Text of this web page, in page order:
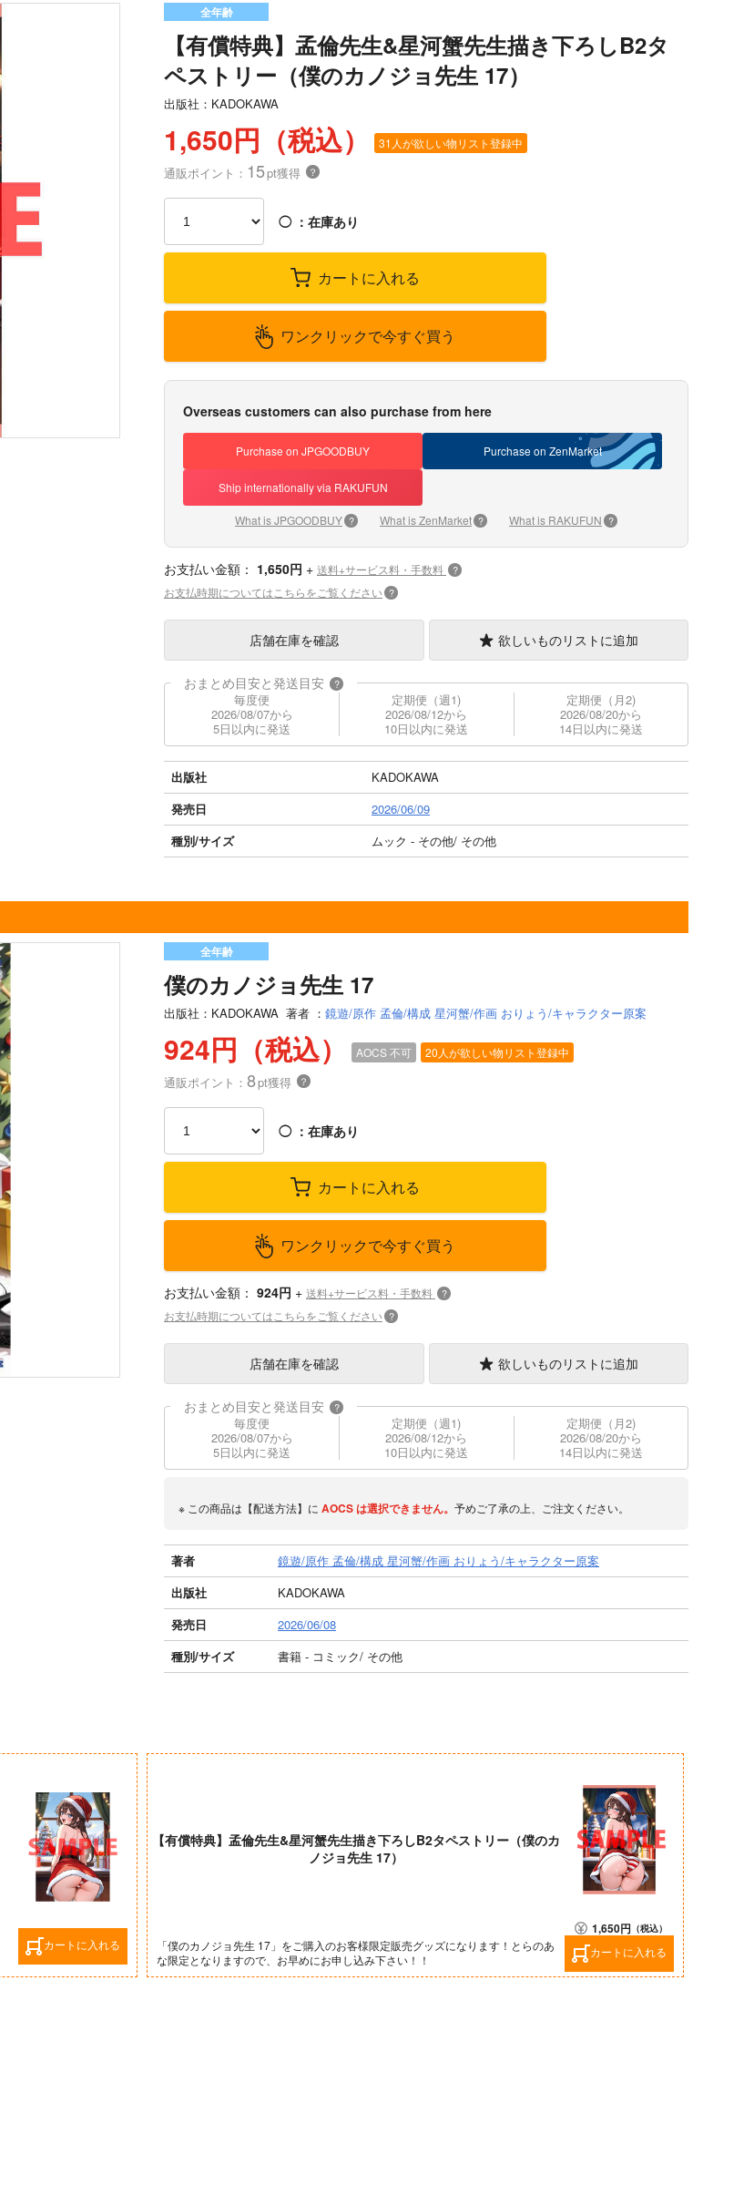
全年齢
【有償特典】孟倫先生&星河蟹先生描き下ろしB2タ
ペストリー（僕のカノジョ先生 17）
出版社： KADOKAWA
1,650円（税込） 31人が欲しい物リスト登録中
通販ポイント： 15pt獲得 ？
◯ ：在庫あり
カートに入れる
ワンクリックで今すぐ買う
Overseas customers can also purchase from here
Purchase on JPGOODBUY Purchase on ZenMarket
Ship internationally via RAKUFUN
What is JPGOODBUY ? What is ZenMarket ? What is RAKUFUN ?
お支払い金額： 1,650円 + 送料+サービス料・手数料 ?
お支払時期についてはこちらをご覧ください ?
店舗在庫を確認 欲しいものリストに追加
おまとめ目安と発送目安 ?
毎度便
2026/08/07から
5日以内に発送
定期便（週1)
2026/08/12から
10日以内に発送
定期便（月2)
2026/08/20から
14日以内に発送
出版社
KADOKAWA
発売日
2026/06/09
種別/サイズ
ムック - その他/ その他
全年齢
僕のカノジョ先生 17
出版社： KADOKAWA 著者 ： 鏡遊/原作 孟倫/構成 星河蟹/作画 おりょう/キャラクター原案
924円（税込） AOCS不可 20人が欲しい物リスト登録中
通販ポイント： 8pt獲得 ？
◯ ：在庫あり
カートに入れる
ワンクリックで今すぐ買う
お支払い金額： 924円 + 送料+サービス料・手数料 ?
お支払時期についてはこちらをご覧ください ?
店舗在庫を確認 欲しいものリストに追加
おまとめ目安と発送目安 ?
毎度便
2026/08/07から
5日以内に発送
定期便（週1)
2026/08/12から
10日以内に発送
定期便（月2)
2026/08/20から
14日以内に発送
※ この商品は【配送方法】に AOCSは選択できません。 予めご了承の上、ご注文ください。
著者
鏡遊/原作 孟倫/構成 星河蟹/作画 おりょう/キャラクター原案
出版社
KADOKAWA
発売日
2026/06/08
種別/サイズ
書籍 - コミック/ その他
カートに入れる
【有償特典】孟倫先生&星河蟹先生描き下ろしB2タペストリー（僕のカ
ノジョ先生 17）
「僕のカノジョ先生 17」をご購入のお客様限定販売グッズになります！とらのあ
な限定となりますので、お早めにお申し込み下さい！！
1,650円（税込）
カートに入れる